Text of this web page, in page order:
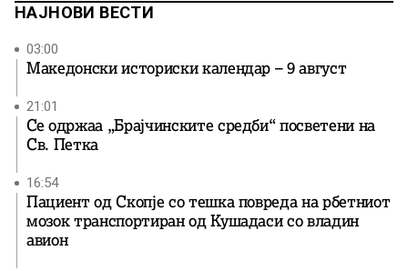
историја и […]
НАЈНОВИ ВЕСТИ
03:00
Македонски историски календар – 9 август
21:01
Се одржаа „Брајчинските средби“ посветени на
Св. Петка
16:54
Пациент од Скопје со тешка повреда на рбетниот
мозок транспортиран од Кушадаси со владин
авион